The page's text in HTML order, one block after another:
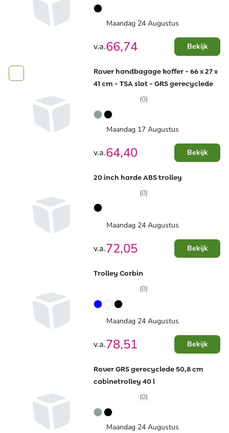
Maandag 24 Augustus
v.a.66,74 Bekijk
Rover handbagage koffer - 66 x 27 x
41 cm - TSA slot - GRS gerecyclede
(0)
Maandag 17 Augustus
v.a.64,40 Bekijk
20 inch harde ABS trolley
(0)
Maandag 24 Augustus
v.a.72,05 Bekijk
Trolley Corbin
(0)
Maandag 24 Augustus
v.a.78,51 Bekijk
Rover GRS gerecyclede 50,8 cm
cabinetrolley 40 l
(0)
Maandag 24 Augustus